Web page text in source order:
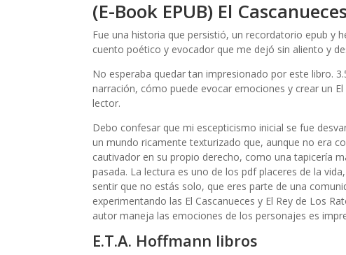
(E-Book EPUB) El
Fue una historia que persistió, un recordatorio epub y
cuento poético y evocador que me dejó sin aliento y
No esperaba quedar tan impresionado por este libro.
narración, cómo puede evocar emociones y crear un
lector.
Debo confesar que mi escepticismo inicial se fue
un mundo ricamente texturizado que, aunque no era
cautivador en su propio derecho, como una tapicería
pasada. La lectura es uno de los pdf placeres de la
sentir que no estás solo, que eres parte de una
experimentando las El Cascanueces y El Rey de Los
autor maneja las emociones de los personajes es
E.T.A. Hoffmann libros